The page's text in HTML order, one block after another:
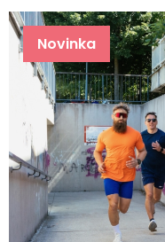
Novinka